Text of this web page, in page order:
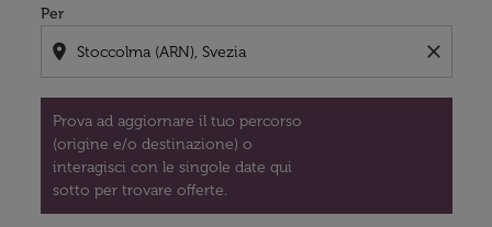
Per
location_on close
Prova ad aggiornare il tuo percorso
(origine e/o destinazione) o
interagisci con le singole date qui
sotto per trovare offerte.